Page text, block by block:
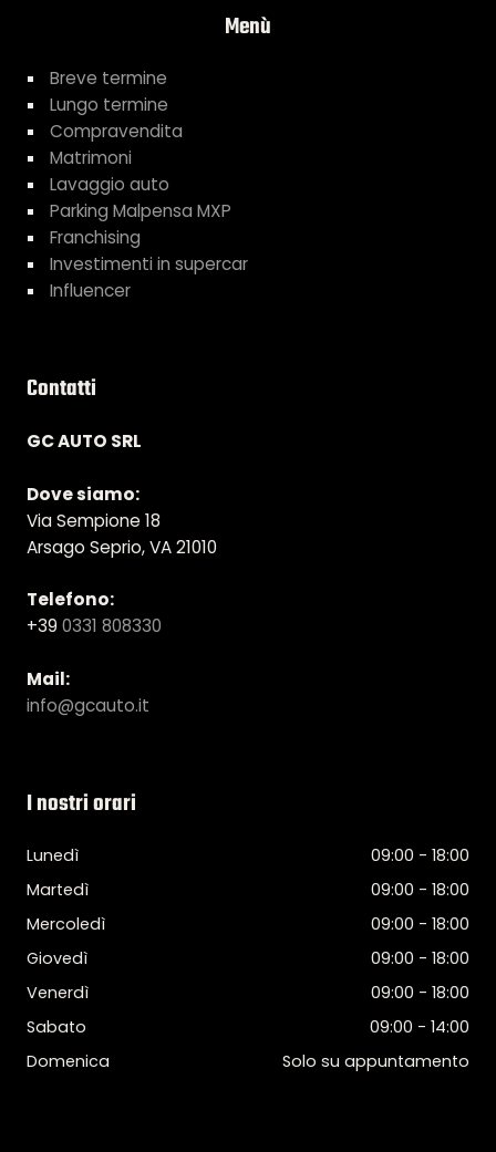
Menù
Breve termine
Lungo termine
Compravendita
Matrimoni
Lavaggio auto
Parking Malpensa MXP
Franchising
Investimenti in supercar
Influencer
Contatti
GC AUTO SRL
Dove siamo:
Via Sempione 18
Arsago Seprio, VA 21010
Telefono:
+39 0331 808330
Mail:
info@gcauto.it
I nostri orari
Lunedì
09:00 - 18:00
Martedì
09:00 - 18:00
Mercoledì
09:00 - 18:00
Giovedì
09:00 - 18:00
Venerdì
09:00 - 18:00
Sabato
09:00 - 14:00
Domenica
Solo su appuntamento